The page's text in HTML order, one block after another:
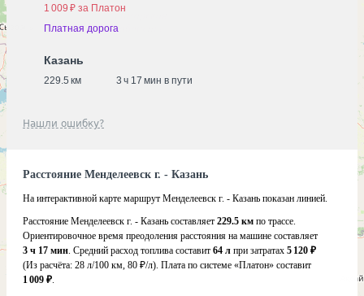
1 009 ₽ за Платон
Платная дорога
Казань
229.5 км 3 ч 17 мин в пути
Нашли ошибку?
Расстояние Менделеевск г. - Казань
На интерактивной карте маршрут Менделеевск г. - Казань показан линией.
Расстояние Менделеевск г. - Казань составляет 229.5 км по трассе.
Ориентировочное время преодоления расстояния на машине составляет
3 ч 17 мин. Средний расход топлива составит 64 л при затратах 5 120 ₽
(Из расчёта: 28 л/100 км, 80 ₽/л). Плата по системе «Платон» составит
1 009 ₽.